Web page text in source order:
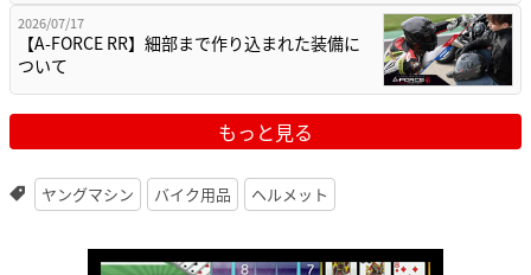
2026/07/17
【A-FORCE RR】細部まで作り込まれた装備に
ついて
もっと見る
ヤングマシン バイク用品 ヘルメット